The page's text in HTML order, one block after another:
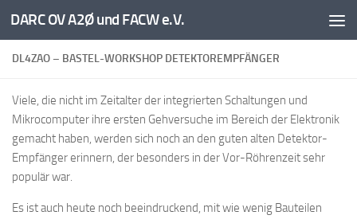
Unter dem Inhalt
DARC OV A2Ø und FACW e.V.
DL4ZAO – BASTEL-WORKSHOP DETEKTOREMPFÄNGER
Viele, die nicht im Zeitalter der integrierten Schaltungen und
Mikrocomputer ihre ersten Gehversuche im Bereich der Elektronik
gemacht haben, werden sich noch an den guten alten Detektor-
Empfänger erinnern, der besonders in der Vor-Röhrenzeit sehr
populär war.
Es ist auch heute noch beeindruckend, mit wie wenig Bauteilen